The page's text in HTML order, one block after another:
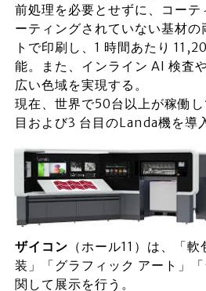
前処理を必要とせずに、コーテ
ーティングされていない基材の
トで印刷し、1 時間あたり
能。また、インライン AI 検査
広い色域を実現する。
現在、世界で50台以上が稼働
目および3 台目のLanda機を導
ザイコン （ホール11）は、「
装」「グラフィック アート」
関して展示を行う。